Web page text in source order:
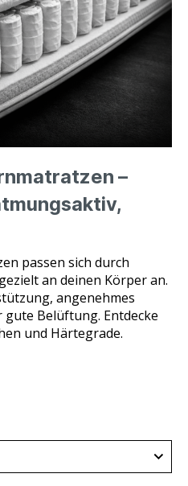
–
passen sich durch
an deinen Körper an.
angenehmes
Belüftung. Entdecke
und Härtegrade.